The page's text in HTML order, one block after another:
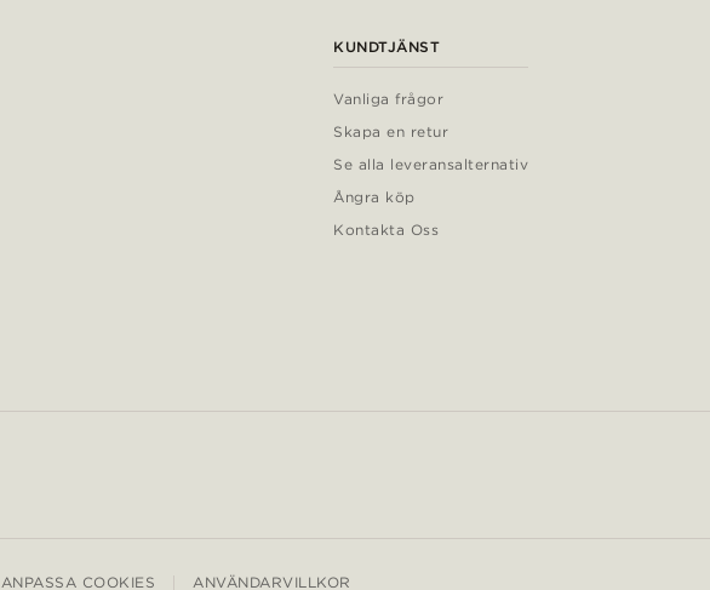
KUNDTJÄNST
Vanliga frågor
Skapa en retur
Se alla leveransalternativ
Ångra köp
Kontakta Oss
ANPASSA COOKIES ANVÄNDARVILLKOR